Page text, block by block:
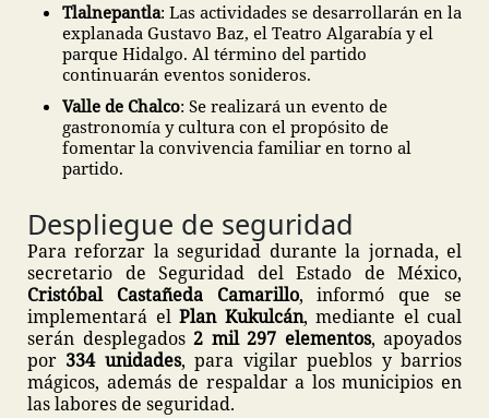
Tlalnepantla: Las actividades se desarrollarán en la
explanada Gustavo Baz, el Teatro Algarabía y el
parque Hidalgo. Al término del partido
continuarán eventos sonideros.
Valle de Chalco: Se realizará un evento de
gastronomía y cultura con el propósito de
fomentar la convivencia familiar en torno al
partido.
Despliegue de seguridad
Para reforzar la seguridad durante la jornada, el
secretario de Seguridad del Estado de México,
Cristóbal Castañeda Camarillo, informó que se
implementará el Plan Kukulcán, mediante el cual
serán desplegados 2 mil 297 elementos, apoyados
por 334 unidades, para vigilar pueblos y barrios
mágicos, además de respaldar a los municipios en
las labores de seguridad.